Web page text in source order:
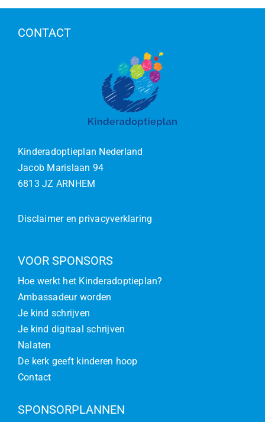
CONTACT
Kinderadoptieplan Nederland
Jacob Marislaan 94
6813 JZ ARNHEM
Disclaimer en privacyverklaring
VOOR SPONSORS
Hoe werkt het Kinderadoptieplan?
Ambassadeur worden
Je kind schrijven
Je kind digitaal schrijven
Nalaten
De kerk geeft kinderen hoop
Contact
SPONSORPLANNEN